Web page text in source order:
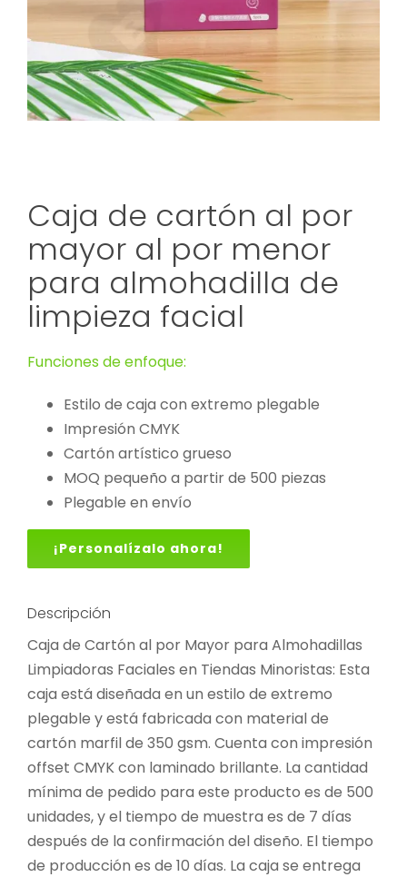
Caja de cartón al por
mayor al por menor
para almohadilla de
limpieza facial
Funciones de enfoque:
Estilo de caja con extremo plegable
Impresión CMYK
Cartón artístico grueso
MOQ pequeño a partir de 500 piezas
Plegable en envío
¡Personalízalo ahora!
Descripción
Caja de Cartón al por Mayor para Almohadillas
Limpiadoras Faciales en Tiendas Minoristas: Esta
caja está diseñada en un estilo de extremo
plegable y está fabricada con material de
cartón marfil de 350 gsm. Cuenta con impresión
offset CMYK con laminado brillante. La cantidad
mínima de pedido para este producto es de 500
unidades, y el tiempo de muestra es de 7 días
después de la confirmación del diseño. El tiempo
de producción es de 10 días. La caja se entrega